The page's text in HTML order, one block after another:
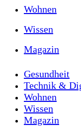
Wohnen
Wissen
Magazin
Gesundheit
Technik &
Wohnen
Wissen
Magazin